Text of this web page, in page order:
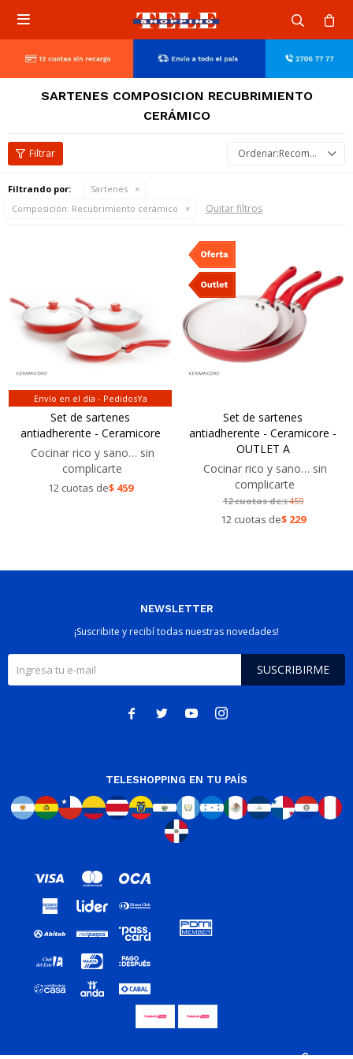

SARTENES COMPOSICION RECUBRIMIENTO
CERÁMICO
Recomendados
Filtrando por:
Sartenes
Composición: Recubrimiento cerámico Quitar filtros
Envío en el día - PedidosYa
Set de sartenes
antiadherente - Ceramicore
Cocinar rico y sano… sin
complicarte
12 cuotas de$ 459
Set de sartenes
antiadherente - Ceramicore -
OUTLET A
Cocinar rico y sano… sin
complicarte
12 cuotas de:$459
12 cuotas de$ 229
NEWSLETTER
¡Suscribite y recibí todas nuestras novedades!
SUSCRIBIRME
   
TELESHOPPING EN TU PAÍS